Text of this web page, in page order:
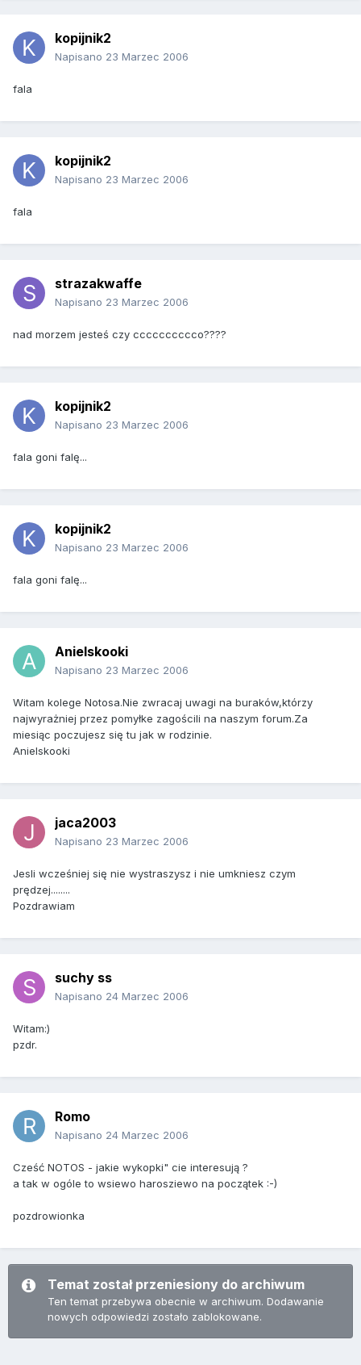
kopijnik2
Napisano 23 Marzec 2006
fala
kopijnik2
Napisano 23 Marzec 2006
fala
strazakwaffe
Napisano 23 Marzec 2006
nad morzem jesteś czy cccccccccco????
kopijnik2
Napisano 23 Marzec 2006
fala goni falę...
kopijnik2
Napisano 23 Marzec 2006
fala goni falę...
Anielskooki
Napisano 23 Marzec 2006
Witam kolege Notosa.Nie zwracaj uwagi na buraków,którzy
najwyrażniej przez pomyłke zagościli na naszym forum.Za
miesiąc poczujesz się tu jak w rodzinie.
Anielskooki
jaca2003
Napisano 23 Marzec 2006
Jesli wcześniej się nie wystraszysz i nie umkniesz czym
prędzej........
Pozdrawiam
suchy ss
Napisano 24 Marzec 2006
Witam:)
pzdr.
Romo
Napisano 24 Marzec 2006
Cześć NOTOS - jakie wykopki" cie interesują ?
a tak w ogóle to wsiewo harosziewo na początek :-)
pozdrowionka
Temat został przeniesiony do archiwum
Ten temat przebywa obecnie w archiwum. Dodawanie
nowych odpowiedzi zostało zablokowane.